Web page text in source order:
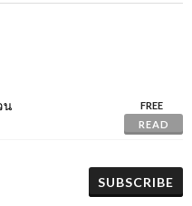
น
FREE
READ
SUBSCRIBE